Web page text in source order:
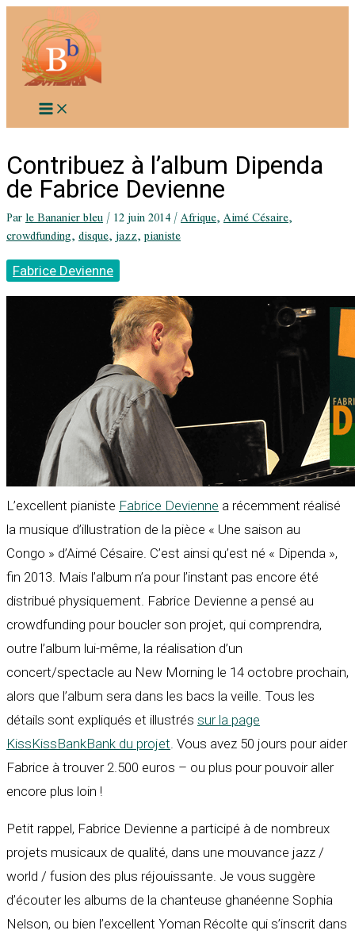
contenu
Contribuez à l’album Dipenda
de Fabrice Devienne
Parle Bananier bleu/12 juin 2014/Afrique,Aimé Césaire,
crowdfunding,disque,jazz,pianiste
Fabrice Devienne
L’excellent pianiste Fabrice Devienne a récemment réalisé
la musique d’illustration de la pièce « Une saison au
Congo » d’Aimé Césaire. C’est ainsi qu’est né « Dipenda »,
fin 2013. Mais l’album n’a pour l’instant pas encore été
distribué physiquement. Fabrice Devienne a pensé au
crowdfunding pour boucler son projet, qui comprendra,
outre l’album lui-même, la réalisation d’un
concert/spectacle au New Morning le 14 octobre prochain,
alors que l’album sera dans les bacs la veille. Tous les
détails sont expliqués et illustrés sur la page
KissKissBankBank du projet . Vous avez 50 jours pour aider
Fabrice à trouver 2.500 euros – ou plus pour pouvoir aller
encore plus loin !
Petit rappel, Fabrice Devienne a participé à de nombreux
projets musicaux de qualité, dans une mouvance jazz /
world / fusion des plus réjouissante. Je vous suggère
d’écouter les albums de la chanteuse ghanéenne Sophia
Nelson, ou bien l’excellent Yoman Récolte qui s’inscrit dans